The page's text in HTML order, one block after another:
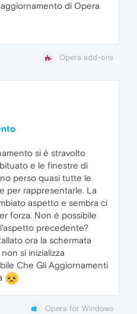
di Opera
Opera add-ons
si è stravolto
e le finestre di
perso quasi tutte le
per rappresentarle. La
aspetto e sembra ci
forza. Non è possibile
precedente?
ora la schermata
si inizializza
Che Gli Aggiornamenti
Opera for Windows